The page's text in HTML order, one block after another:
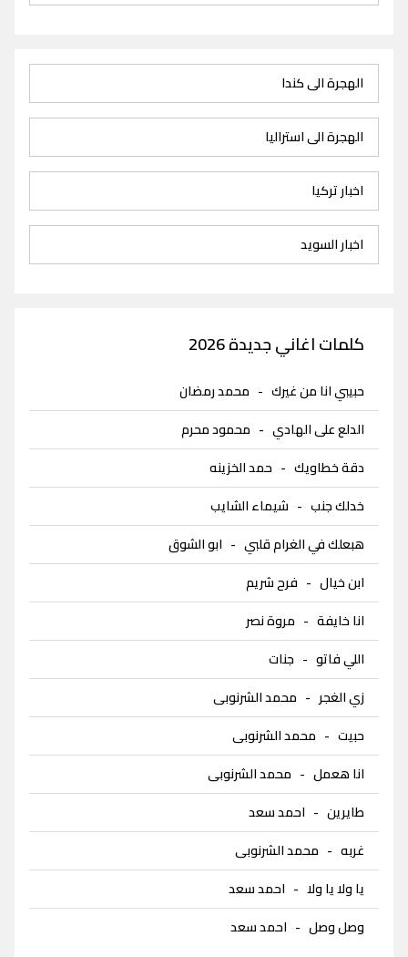
الهجرة الى كندا
الهجرة الى استراليا
اخبار تركيا
اخبار السويد
كلمات اغاني جديدة 2026
حبيبي انا من غيرك - محمد رمضان
الدلع على الهادي - محمود محرم
دقة خطاويك - حمد الخزينه
خدلك جنب - شيماء الشايب
هبعلك في الغرام قلبي - ابو الشوق
ابن خيال - فرح شريم
انا خايفة - مروة نصر
اللي فاتو - جنات
زي الغجر - محمد الشرنوبى
حبيت - محمد الشرنوبى
انا هعمل - محمد الشرنوبى
طايرين - احمد سعد
غربه - محمد الشرنوبى
يا ولا يا ولا - احمد سعد
وصل وصل - احمد سعد